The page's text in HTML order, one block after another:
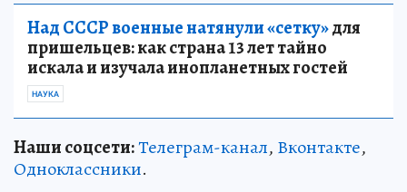
Над СССР военные натянули «сетку»для
пришельцев: как страна 13 лет тайно
искала и изучала инопланетных гостей
НАУКА
Наши соцсети:Телеграм-канал, Вконтакте,
Одноклассники.